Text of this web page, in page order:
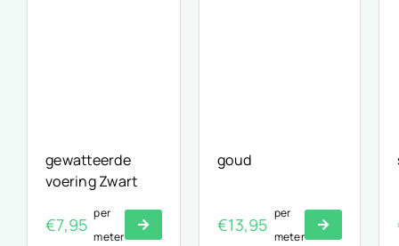
gewatteerde
voering Zwart
€7,95
per
meter
goud
€13,95
per
meter